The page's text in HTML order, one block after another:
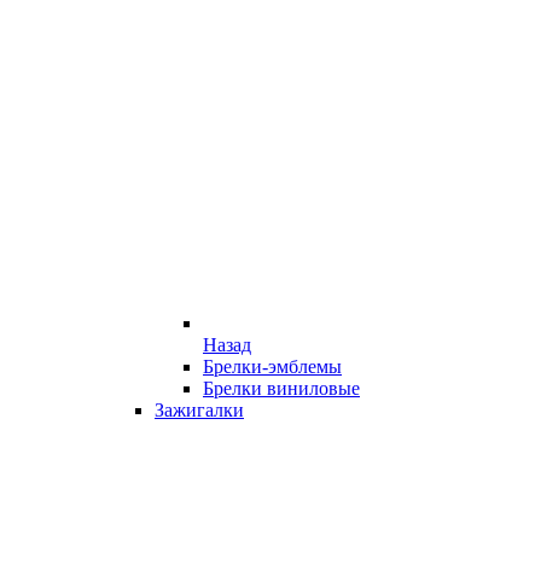
Назад
Брелки-эмблемы
Брелки виниловые
Зажигалки